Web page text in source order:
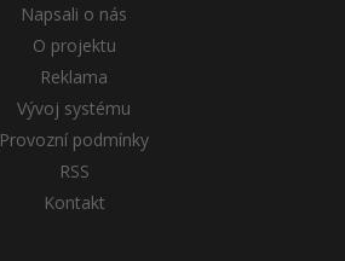
Napsali o nás
O projektu
Reklama
Vývoj systému
Provozní podmínky
RSS
Kontakt